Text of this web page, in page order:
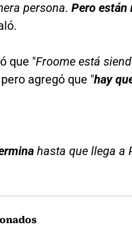
persona. Pero están
que "Froome está
pero agregó que "hay
hasta que llega a